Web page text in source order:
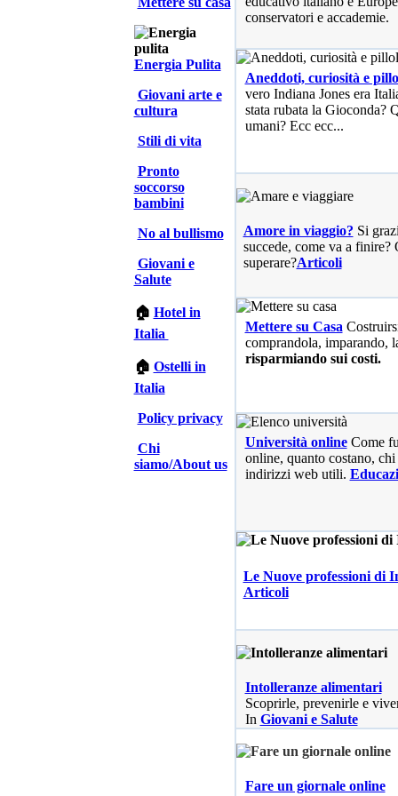
Energia Pulita
Giovani arte e
cultura
Stili di vita
Pronto
soccorso
bambini
No al bullismo
Giovani e
Salute
🏠 Hotel in
Italia
🏠 Ostelli in
Italia
Policy privacy
Chi
siamo/About us
conservatori e accademie.
Aneddoti, curiosità e
vero Indiana Jones era
stata rubata la Gioconda?
umani? Ecc ecc...
Amore in viaggio? Si
succede, come va a finire?
superare?Articoli
Mettere su Casa
comprandola, imparando,
risparmiando sui costi.
Università online Come
online, quanto costano,
indirizzi web utili.
Le Nuove professioni di
Articoli
Intolleranze alimentari
Scoprirle, prevenirle e
In Giovani e Salute
Fare un giornale online